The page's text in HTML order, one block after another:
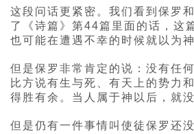
这段问话更紧密。我们看到保罗
了《诗篇》第44篇里面的话，这
也可能在遭遇不幸的时候就以为
但是保罗非常肯定的说：没有任
比方说有生与死、有天上的势力
得胜有余。当人属于神以后，就
但是仍有一件事情叫使徒保罗还